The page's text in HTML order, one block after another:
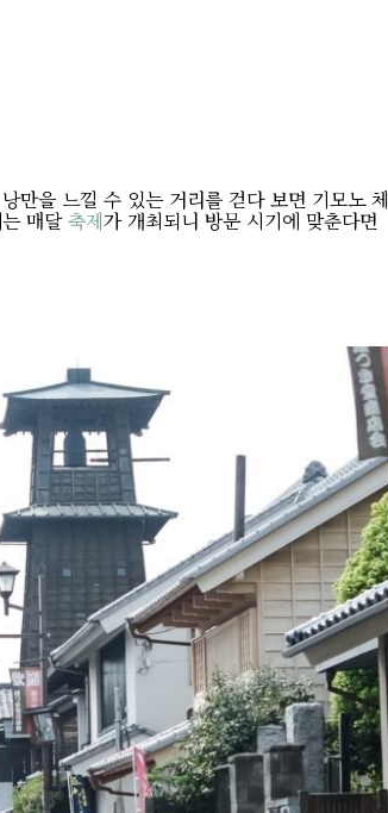
만을 느낄 수 있는 거리를 걷다 보면 기모노 체
매달축제가 개최되니 방문 시기에 맞춘다면